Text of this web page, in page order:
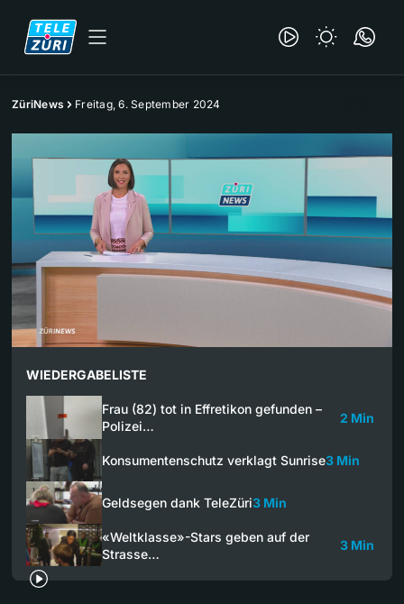
ZüriNews Freitag, 6. September 2024
WIEDERGABELISTE
Frau (82) tot in Effretikon gefunden –
Polizei…
2 Min
Konsumentenschutz verklagt Sunrise3 Min
Geldsegen dank TeleZüri3 Min
«Weltklasse»-Stars geben auf der
Strasse…
3 Min